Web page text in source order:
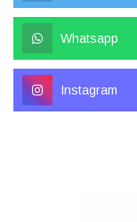
Whatsapp
Instagram